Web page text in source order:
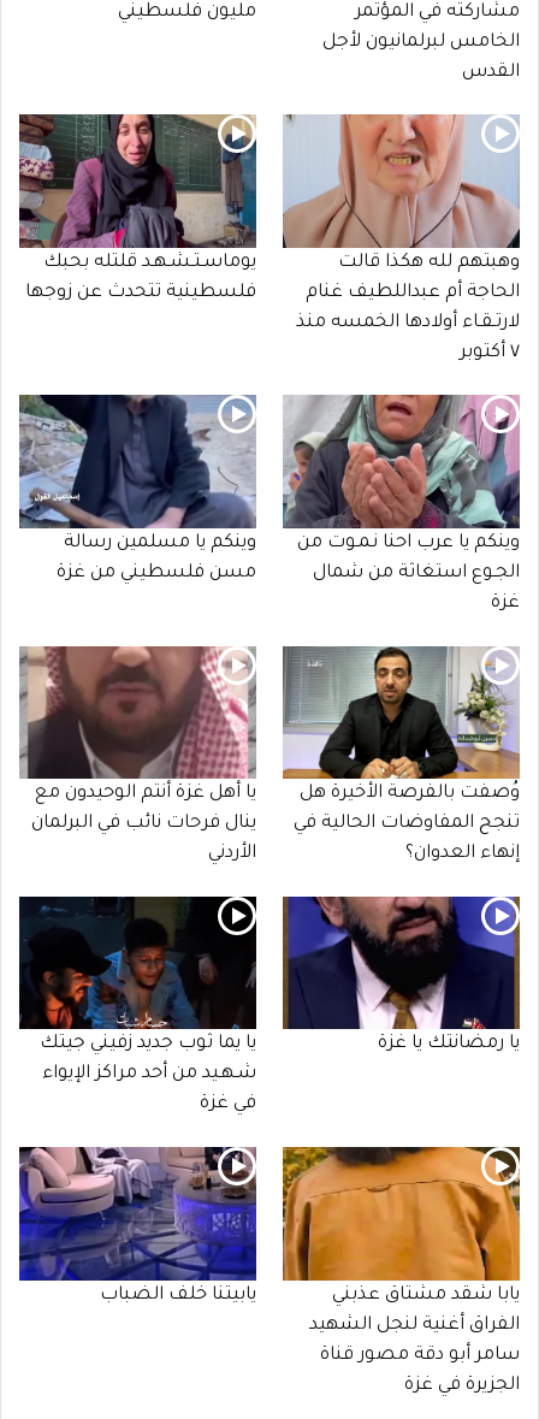
مشاركته في المؤتمر
الخامس لبرلمانيون لأجل
القدس
مليون فلسطيني
وهبتهم لله هكذا قالت
الحاجة أم عبداللطيف غنام
لارتـقـاء أولادها الخمسه منذ
٧ أكتوبر
يوماسـتـشـهـد قلتله بحبك
فلسطينية تتحدث عن زوجها
وينكم يا عرب احنا نـمـوت من
الجـوع استغاثة من شمال
غزة
وينكم يا مسلمين رسالة
مسن فلسطيني من غزة
وُصفت بالفرصة الأخيرة هل
تنجح المفاوضات الحالية في
إنهاء العدوان؟
يا أهل غزة أنتم الوحيدون مع
ينال فرحات نائب في البرلمان
الأردني
يا رمضانتك يا غزة
يا يما ثوب جديد زفيني جيتك
شـهـيد من أحد مراكز الإيواء
في غزة
يابا شقد مشتاق عذبني
الفراق أغنية لنجل الشهيد
سامر أبو دقة مصور قناة
الجزيرة في غزة
يابيتنا خلف الضباب